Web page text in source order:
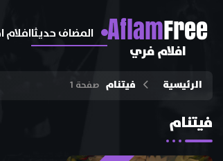
AflamFree
افلام فري
المضاف حديثاافلام
الرئيسية فيتنام صفحة 1
فيتنام